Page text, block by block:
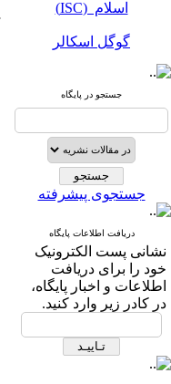
گوگل اسکالر
نورمگز
سیویلیکا
پایگاه استنادی علوم جهان
اسلام (ISC)
مگ ایران
جستجو در پایگاه
جستجوی پیشرفته
دریافت اطلاعات پایگاه
نشانی پست الکترونیک
خود را برای دریافت
اطلاعات و اخبار پایگاه،
در کادر زیر وارد کنید.